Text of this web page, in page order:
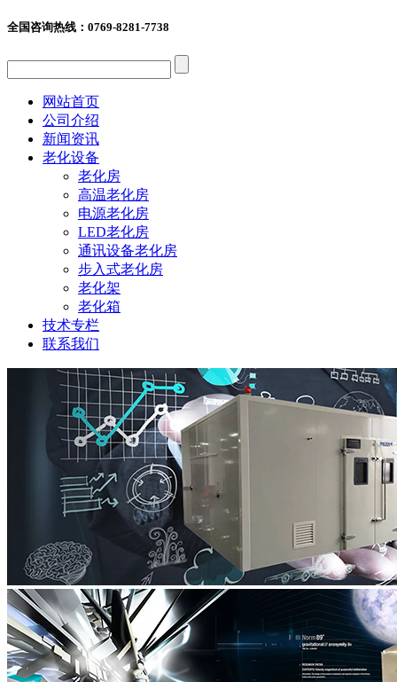
全国咨询热线： 0769-8281-7738
网站首页
公司介绍
新闻资讯
老化设备
老化房
高温老化房
电源老化房
LED老化房
通讯设备老化房
步入式老化房
老化架
老化箱
技术专栏
联系我们